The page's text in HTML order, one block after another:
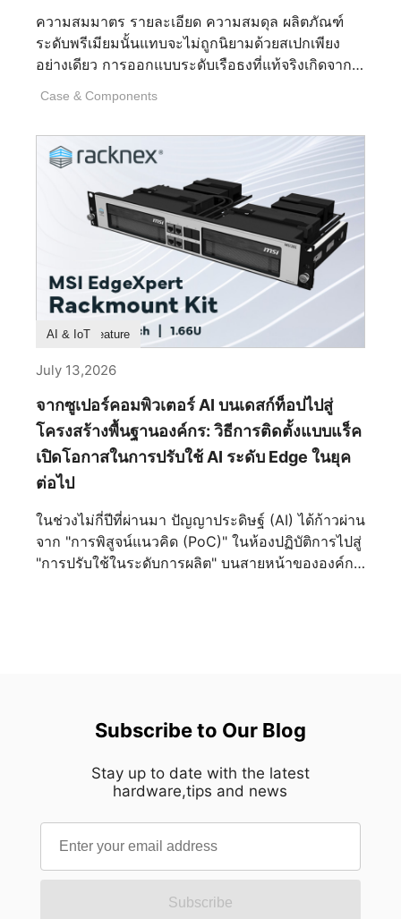
อินเตอร์เฟซเดียว ความเข้ากันได้ที่กว้างขวางช่วยลด
ความซับซ้อนที่ไม่จำเป็น ความต้องการใช้
แอปพลิเคชันหลายตัว และการสิ้นเปลืองทรัพยากรที่มี
ค่าของโปรเซสเซอร์ แรม และที่เก็บข้อมูลของคุณ
การใช้งานพีซีที่เรียบง่ายและมีประสิทธิภาพยิ่งขึ้น
ปรับแต่งละเอียดอย่างไร — สี เอฟเฟกต์ และโปรไฟล์?
ตัวเลือกการปรับแต่งไฟ RGB มีความยืดหยุ่นเพียงไร
รวมถึงสี เอฟเฟกต์ และโปรไฟล์? โหมดไฟ RGB: 10
โหมดไฟในตัว รวมถึง Wave, Steady, Flame,
Breath, CPU Temperature, Color Ring, [...]
ความสมมาตร รายละเอียด ความสมดุล ผลิตภัณฑ์
ระดับพรีเมียมนั้นแทบจะไม่ถูกนิยามด้วยสเปกเพียง
อย่างเดียว การออกแบบระดับเรือธงที่แท้จริงเกิดจาก
ก่อนที่จะมีการติดตั้งชิ้นส่วนแรก นั่นคือการตัดสินใจ
ขัดเกลาทุกรายละเอียดจนเหลือไว้แต่สิ่งที่สมบูรณ์แบบ
ที่สุด MEG MAESTRO 900R คือตัวแทนของปรัชญา
นี้อย่างแท้จริง ในฐานะเคสระดับเรือธงของ MSI เคสนี้
ไม่ได้ถูกออกแบบมาเพื่อให้เป็นเพียงแค่ตู้อวดโฉม
ฮาร์ดแวร์ไฮเอนด์เท่านั้น แต่ถูกรังสรรค์ให้เป็นชิ้นงาน
สถาปัตยกรรมชิ้นเอก ที่ซึ่งความแม่นยำทางวิศวกรรม
และความประณีตงดงามผสานกันอย่างลงตัว ทุกๆ เส้น
สาย ทุกพื้นผิว และทุกการหักเหของแสงได้รับการ
ไตร่ตรองมาเป็นอย่างดี เพื่อสร้างสรรค์รูปทรงที่ดูเหนือ
กาลเวลามากกว่าที่จะวิ่งตามกระแส ผลลัพธ์ที่ได้จึง
เป็นมากกว่าเคสพีซีระดับพรีเมียม แต่มันคือการ
โครงสร้างและความสุนทรียภาพหลอมรวมเข้าด้วยกัน
จนแยกออกจากกันไม่ได้ จุดเริ่มต้นแห่งความสมดุลอัน
สมบูรณ์แบบ ตลอดหน้าประวัติศาสตร์ ความสมมาตร
เป็นตัวแทนของความมั่นคง ความเป็นระเบียบ
เรียบร้อย และความยั่งยืน นับตั้งแต่วสถาปัตยกรรม
คลาสสิกไปจนถึงการออกแบบอุตสาหกรรมสมัยใหม่
สายตามนุษย์มักจะดึงดูดเข้าหาองค์ประกอบที่มีความ
สมดุลโดยสัญชาตญาณ MEG MAESTRO 900R นำ
ด้วยการตัดสิ่งรบกวนทางสายตาที่ไม่จำเป็นออกไป
เป็นธรรมชาติ เปิดโอกาสให้ทุกๆ รายละเอียดปรากฏ
เด่นชัดด้วยความคมชัดน่าทึ่ง แทนที่จะทำให้รู้สึก
ความเงียบสงบ นี่คือความสมดุลที่ได้รับการขัดเกลา
จนสมบูรณ์แบบ การขัดเกลาผ่านกระบวนการผลิตเก้า
อาศัยความซับซ้อนเบื้องหลังที่ไม่ง่าย แผงตกแต่ง
Case & Components
Product Feature
AI & IoT
July 13,2026
จากซูเปอร์คอมพิวเตอร์ AI บนเดสก์ท็อปไปสู่
โครงสร้างพื้นฐานองค์กร: วิธีการติดตั้งแบบแร็ค
เปิดโอกาสในการปรับใช้ AI ระดับ Edge ในยุค
ต่อไป
ในช่วงไม่กี่ปีที่ผ่านมา ปัญญาประดิษฐ์ (AI) ได้ก้าวผ่าน
จาก "การพิสูจน์แนวคิด (PoC)" ในห้องปฏิบัติการไปสู่
"การปรับใช้ในระดับการผลิต" บนสายหน้าขององค์กร
เผชิญกับความท้าทายที่เป็นจริงและเกี่ยวข้องกับปัญหา
ทรงพลังที่สุดแล้ว แต่เราจะใส่ไว้ที่ไหน? เราจะทำ
อย่างไรให้มันผสานเข้ากับห้องเซิร์ฟเวอร์ไอทีที่มีอยู่
ของเราได้อย่างปลอดภัยและมีประสิทธิภาพ?" เพื่อ
เชื่อมช่องว่างสุดท้ายในการปรับใช้งาน Edge AI
โซลูชั่น MSI EdgeXpert AI Supercomputer ได้
เมาท์ที่พัฒนาโดย Racknex, ผู้เชี่ยวชาญด้านการติด
Subscribe to Our Blog
Stay up to date with the latest
hardware,tips and news
Subscribe